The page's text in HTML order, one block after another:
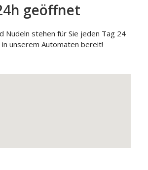
geöffnet
Nudeln stehen für Sie jeden Tag 24
in unserem Automaten bereit!